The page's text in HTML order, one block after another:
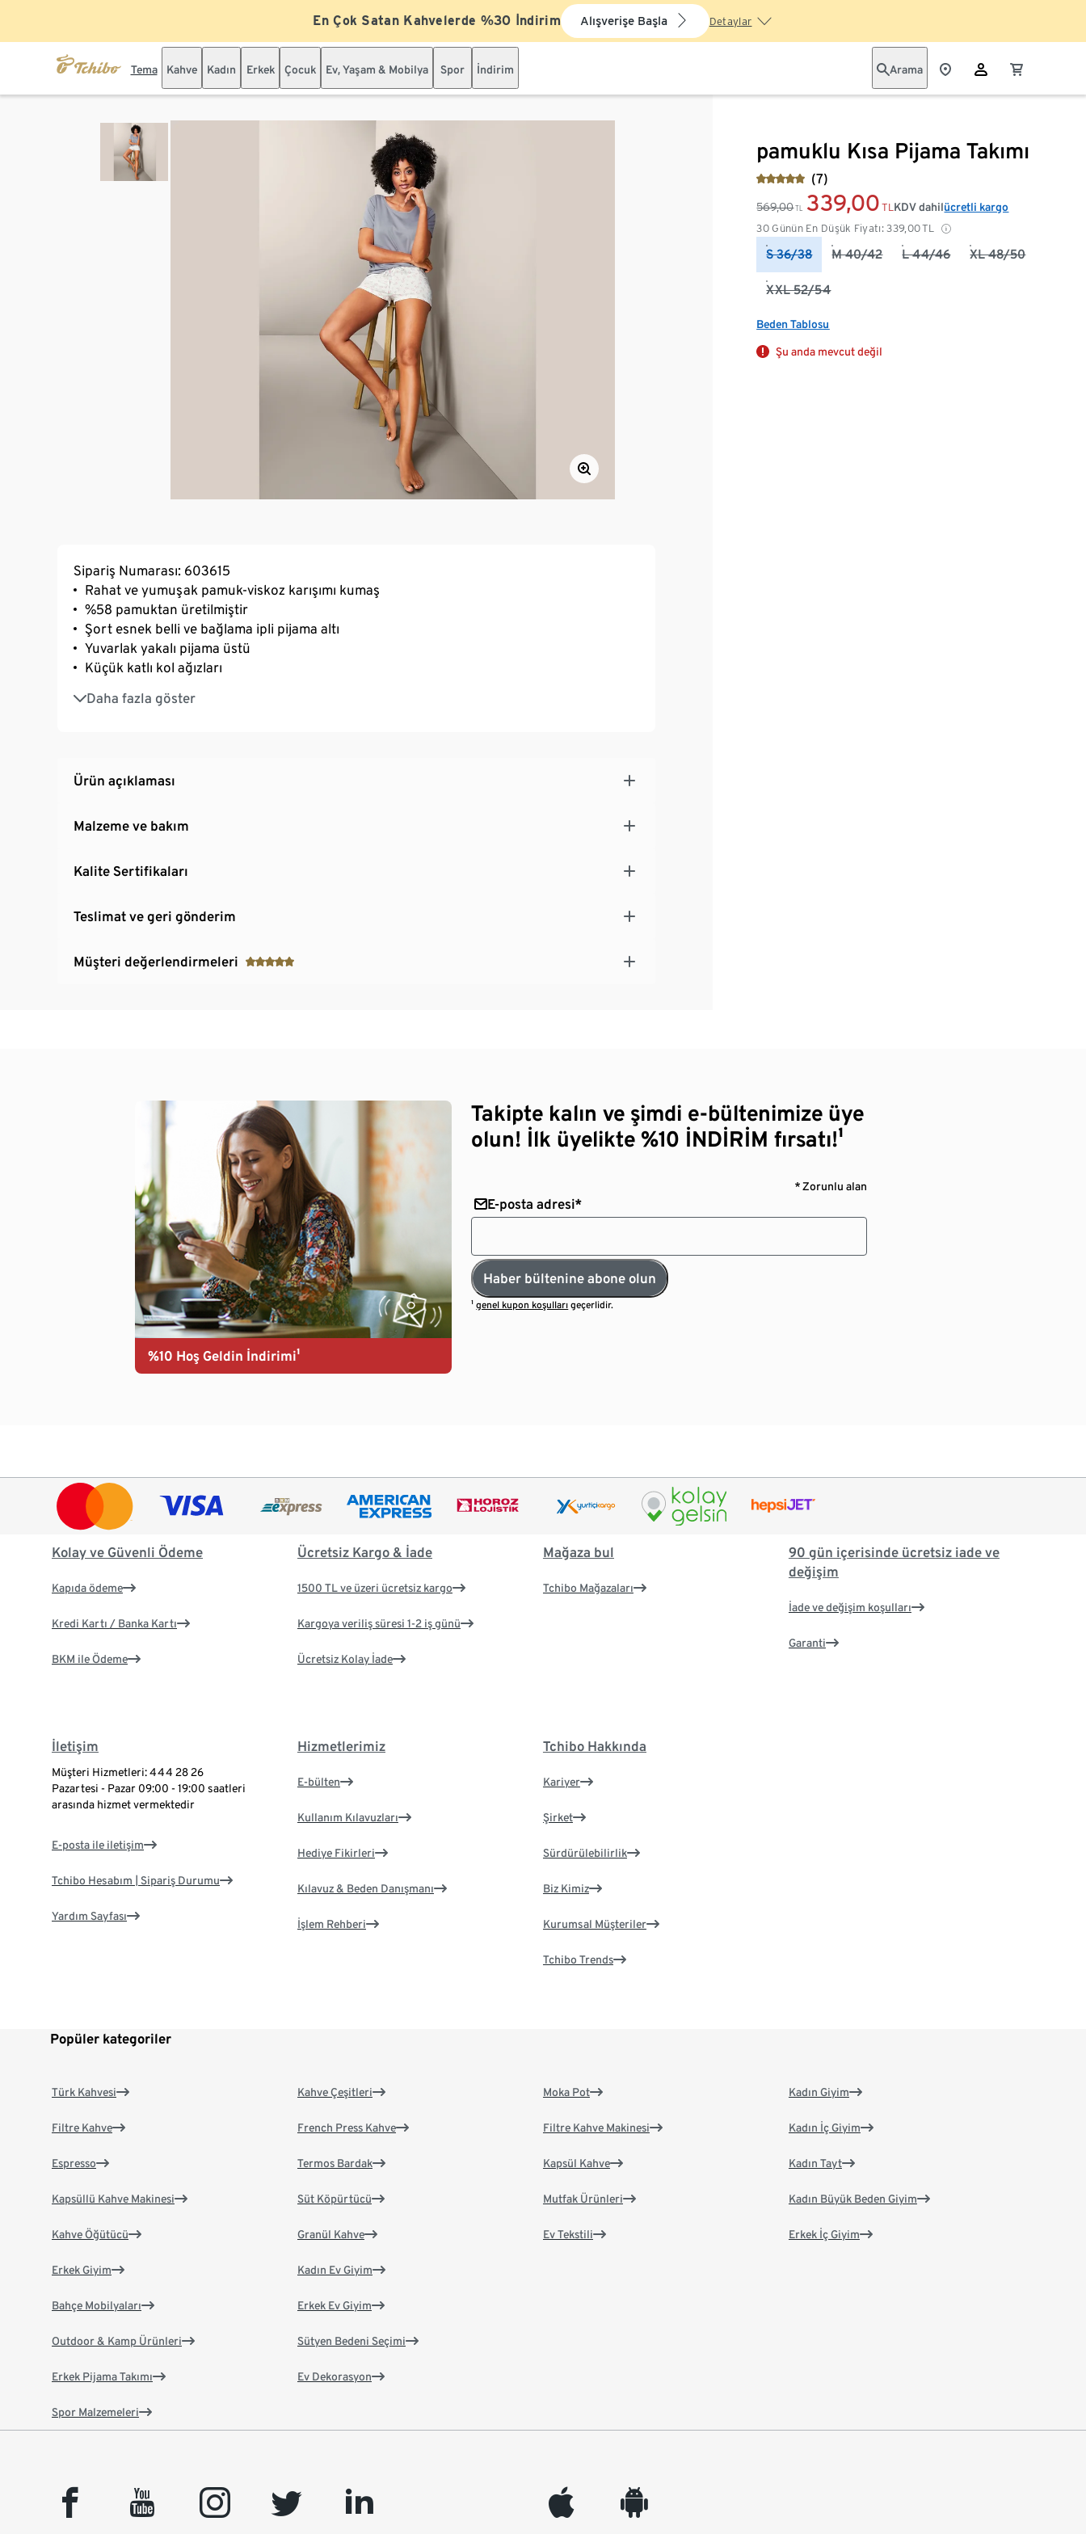
En Çok Satan Kahvelerde %30 İndirim Alışverişe Başla Detaylar
Tema Kahve Kadın Erkek Çocuk Ev, Yaşam & Mobilya Spor İndirim Arama
pamuklu Kısa Pijama Takımı
(7)
569,00 TL 339,00 TL
30 Günün En Düşük Fiyatı: 339,00TL
KDV dahilücretli kargo
S 36/38 M 40/42 L 44/46 XL 48/50
XXL 52/54
Beden Tablosu
Şu anda mevcut değil
Sipariş Numarası: 603615
Rahat ve yumuşak pamuk-viskoz karışımı kumaş
%58 pamuktan üretilmiştir
Şort esnek belli ve bağlama ipli pijama altı
Yuvarlak yakalı pijama üstü
Küçük katlı kol ağızları
Daha fazla göster
Elastanlı: formunu korur, mükemmel oturur, çok rahattır
Ürün açıklaması
Malzeme ve bakım
Kalite Sertifikaları
Teslimat ve geri gönderim
Müşteri değerlendirmeleri
%10 Hoş Geldin İndirimi¹
Takipte kalın ve şimdi e-bültenimize üye
olun! İlk üyelikte %10 İNDİRİM fırsatı!¹
* Zorunlu alan
E-posta adresi*
Haber bültenine abone olun
¹genel kupon koşulları geçerlidir.
Kolay ve Güvenli Ödeme
Kapıda ödeme
Kredi Kartı / Banka Kartı
BKM ile Ödeme
Ücretsiz Kargo & İade
1500 TL ve üzeri ücretsiz kargo
Kargoya veriliş süresi 1-2 iş günü
Ücretsiz Kolay İade
Mağaza bul
Tchibo Mağazaları
90 gün içerisinde ücretsiz iade ve
değişim
İade ve değişim koşulları
Garanti
İletişim
Müşteri Hizmetleri: 444 28 26
Pazartesi - Pazar 09:00 - 19:00 saatleri
arasında hizmet vermektedir
E-posta ile iletişim
Tchibo Hesabım | Sipariş Durumu
Yardım Sayfası
Hizmetlerimiz
E-bülten
Kullanım Kılavuzları
Hediye Fikirleri
Kılavuz & Beden Danışmanı
İşlem Rehberi
Tchibo Hakkında
Kariyer
Şirket
Sürdürülebilirlik
Biz Kimiz
Kurumsal Müşteriler
Tchibo Trends
Popüler kategoriler
Türk Kahvesi
Filtre Kahve
Espresso
Kapsüllü Kahve Makinesi
Kahve Öğütücü
Kahve Çeşitleri
French Press Kahve
Termos Bardak
Süt Köpürtücü
Granül Kahve
Moka Pot
Filtre Kahve Makinesi
Kapsül Kahve
Mutfak Ürünleri
Ev Tekstili
Kadın Giyim
Kadın İç Giyim
Kadın Tayt
Kadın Büyük Beden Giyim
Erkek İç Giyim
Erkek Giyim
Bahçe Mobilyaları
Outdoor & Kamp Ürünleri
Erkek Pijama Takımı
Spor Malzemeleri
Kadın Ev Giyim
Erkek Ev Giyim
Sütyen Bedeni Seçimi
Ev Dekorasyon
facebook youtube instagram twitter linkedin appleinc android